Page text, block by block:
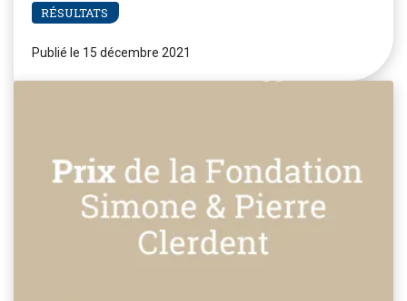
RÉSULTATS
Publié le 15 décembre 2021